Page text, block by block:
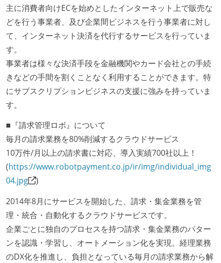
主に消費者向けECを始めとしたインターネット上で販売な
どを行う事業者、及び企業間ビジネスを行う事業者に対し
て、インターネット決済を代行するサービスを行っていま
す。
事業者は様々な決済手段を金融機関やカード会社との手続
きなどの手間を割くことなく利用することができます。特
にサブスクリプションビジネスの支援に強みを持っていま
す。
■『請求管理ロボ』について
毎月の請求業務を80%削減するクラウドサービス
10万件/月以上の請求書に対応、導入実績700社以上！
(https://www.robotpayment.co.jp/ir/img/individual_img
04.jpg
)
2014年8月にサービスを開始した、請求・集金業務を管
理・統合・自動化するクラウドサービスです。
企業ごとに独自のプロセスを持つ請求・集金業務のパター
ンを認識・学習し、オートメーション化を実現。経理業務
のDX化を推進し、負担となっている毎月の請求業務から解